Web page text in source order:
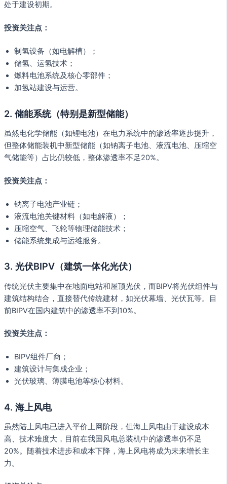
处于建设初期。
投资关注点：
制氢设备（如电解槽）；
储氢、运氢技术；
燃料电池系统及核心零部件；
加氢站建设与运营。
2. 储能系统（特别是新型储能）
虽然电化学储能（如锂电池）在电力系统中的渗透率逐步提升，
但整体储能装机中新型储能（如钠离子电池、液流电池、压缩空
气储能等）占比仍较低，整体渗透率不足20%。
投资关注点：
钠离子电池产业链；
液流电池关键材料（如电解液）；
压缩空气、飞轮等物理储能技术；
储能系统集成与运维服务。
3. 光伏BIPV（建筑一体化光伏）
传统光伏主要集中在地面电站和屋顶光伏，而BIPV将光伏组件与
建筑结构结合，直接替代传统建材，如光伏幕墙、光伏瓦等。目
前BIPV在国内建筑中的渗透率不到10%。
投资关注点：
BIPV组件厂商；
建筑设计与集成企业；
光伏玻璃、薄膜电池等核心材料。
4. 海上风电
虽然陆上风电已进入平价上网阶段，但海上风电由于建设成本
高、技术难度大，目前在我国风电总装机中的渗透率仍不足
20%。随着技术进步和成本下降，海上风电将成为未来增长主
力。